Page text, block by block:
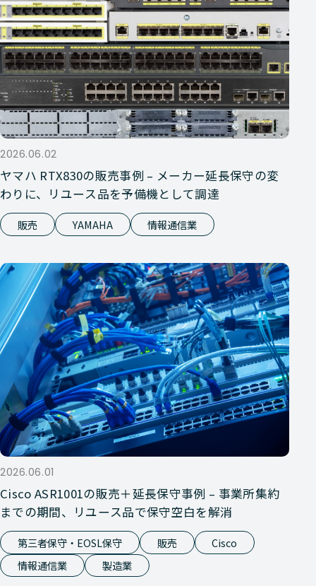
2026.06.02
ヤマハ RTX830の販売事例 – メーカー延長保守の変
わりに、リユース品を予備機として調達
販売 YAMAHA 情報通信業
2026.06.01
Cisco ASR1001の販売＋延長保守事例 – 事業所集約
までの期間、リユース品で保守空白を解消
第三者保守・EOSL保守 販売
Cisco
情報通信業
製造業